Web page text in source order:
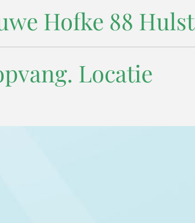
Hofke 88 Hulst
Locatie